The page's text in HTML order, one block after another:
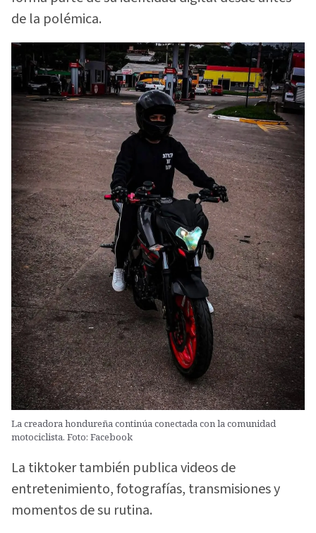
de la polémica.
La creadora hondureña continúa conectada con la comunidad
motociclista. Foto: Facebook
La tiktoker también publica videos de
entretenimiento, fotografías, transmisiones y
momentos de su rutina.